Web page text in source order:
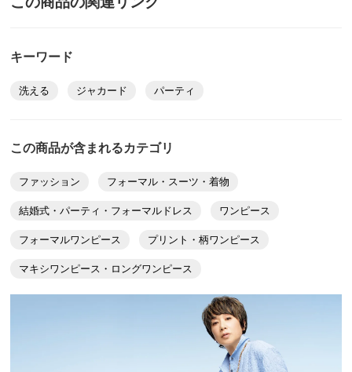
肩幅 45
（上物）裾回り 156
ヒップ 119
ヒップ(適応) 97
重量（約ｇ） -
※重量はあくまでも目安となります。商品によっては中心
商品の測定について
キーワード
洗える ジャカード パーティ
この商品が含まれるカテゴリ
ファッション フォーマル・スーツ・着物
結婚式・パーティ・フォーマルドレス ワンピース
フォーマルワンピース プリント・柄ワンピース
マキシワンピース・ロングワンピース